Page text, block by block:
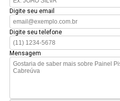
Digite seu email
Digite seu telefone
Mensagem